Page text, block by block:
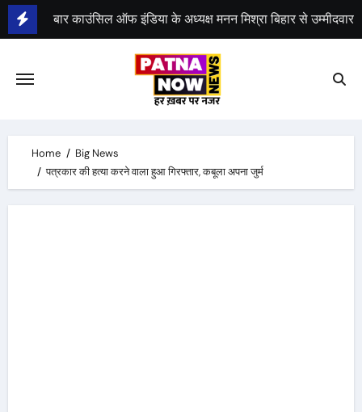
Skip
to
भीम सेना का भारत बंद, राजद का बंद को समर्थन
Home
Big News
पत्रकार की हत्या करने वाला हुआ गिरफ्तार, कबूला अपना जुर्म